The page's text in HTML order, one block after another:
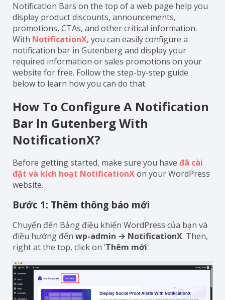
Notification Bars on the top of a web page help you
display product discounts, announcements,
promotions, CTAs, and other critical information.
With NotificationX, you can easily configure a
notification bar in Gutenberg and display your
required information or sales promotions on your
website for free. Follow the step-by-step guide
below to learn how you can do that.
How To Configure A Notification
Bar In Gutenberg With
NotificationX?
Before getting started, make sure you have đã cài
đặt và kích hoạt NotificationXon your WordPress
website.
Bước 1: Thêm thông báo mới
Chuyển đến Bảng điều khiển WordPress của bạn và
điều hướng đến wp-admin → NotificationX. Then,
right at the top, click on ‘Thêm mới'.